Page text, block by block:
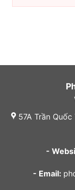
57A Trần Quốc
-
- Email: